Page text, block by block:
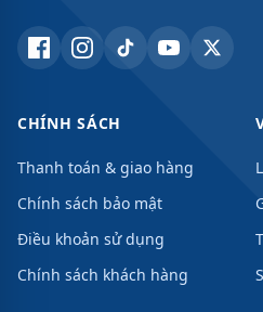
CHÍNH SÁCH
Thanh toán & giao hàng
Chính sách bảo mật
Điều khoản sử dụng
Chính sách khách hàng